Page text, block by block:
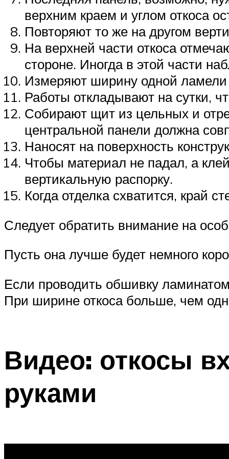
верхним краем и углом откоса
Повторяют то же на другом
На верхней части откоса
стороне. Иногда в этой части
Измеряют ширину одной
Работы откладывают на сутки,
Собирают щит из цельных и
центральной панели должна
Наносят на поверхность
Чтобы материал не падал, а
вертикальную распорку.
Когда отделка схватится, край
Следует обратить внимание на
Пусть она лучше будет немного
Если проводить обшивку
При ширине откоса больше, чем
Видео: откосы
руками